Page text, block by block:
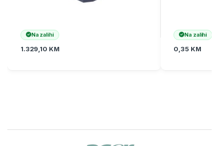
Na zalihi
1.329,10 KM
Na zalihi
0,35 KM